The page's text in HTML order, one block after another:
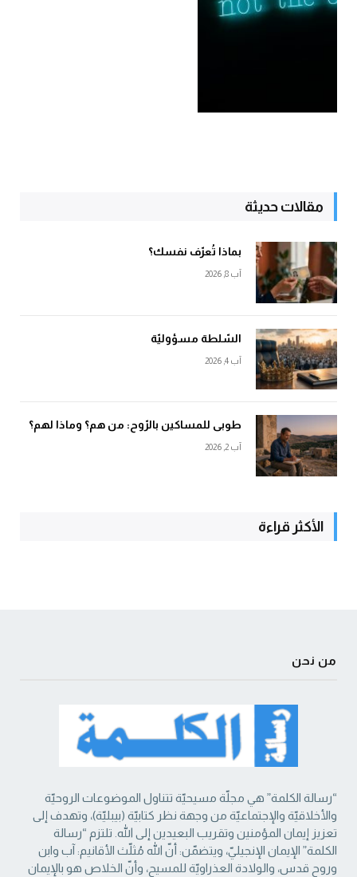
مقالات حديثة
بماذا تُعرّف نفسك؟
آب 8, 2026
السّلطة مسؤوليّة
آب 4, 2026
طوبى للمساكين بالرّوح: من هم؟ وماذا لهم؟
آب 2, 2026
الأكثر قراءة
من نحن
“رسالة الكلمة” هي مجلّة مسيحيّة تتناول الموضوعات الروحيّة
والأخلاقيّة والإجتماعيّة من ‏وجهة نظر كتابيّة (بيبليّة)، وتهدف إلى
تعزيز إيمان المؤمنين وتقريب البعيدين إلى الله. تلتزم “رسالة
‏الكلمة” الإيمان الإنجيليّ، ويتضمّن: أنّ الله مُثلّث الأقانيم: آب وابن
وروح قدس، والولادة العذراويّة ‏للمسيح، وأنّ الخلاص هو بالإيمان